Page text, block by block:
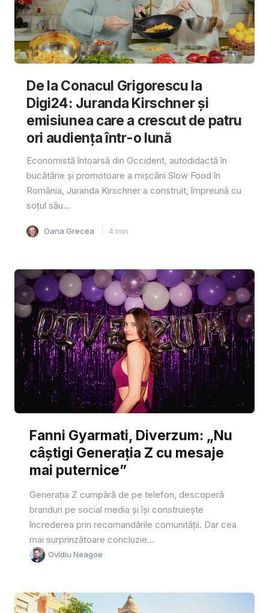
De la Conacul Grigorescu la
Digi24: Juranda Kirschner și
emisiunea care a crescut de patru
ori audiența într-o lună
Economistă întoarsă din Occident, autodidactă în
bucătărie și promotoare a mișcării Slow Food în
România, Juranda Kirschner a construit, împreună cu
soțul său...
Oana Grecea 4 min
Fanni Gyarmati, Diverzum: „Nu
câștigi Generația Z cu mesaje
mai puternice”
Generația Z cumpără de pe telefon, descoperă
branduri pe social media și își construiește
încrederea prin recomandările comunității. Dar cea
mai surprinzătoare concluzie...
Ovidiu Neagoe